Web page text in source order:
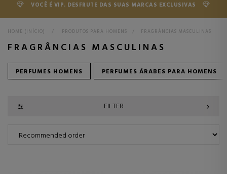
VOCÊ É VIP. DESFRUTE DAS SUAS MARCAS EXCLUSIVAS
HOME (INÍCIO) > PRODUTOS PARA HOMENS > FRAGRÂNCIAS MASCULINAS
FRAGRÂNCIAS MASCULINAS
PERFUMES HOMENS PERFUMES ÁRABES PARA HOMENS
FILTER